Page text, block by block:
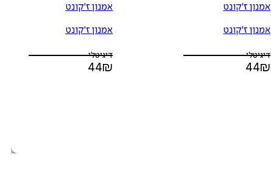
אמנון ז'קונט
אמנון ז'קונט
דיגיטלי
44₪
אמנון ז'קונט
אמנון ז'קונט
דיגיטלי
44₪